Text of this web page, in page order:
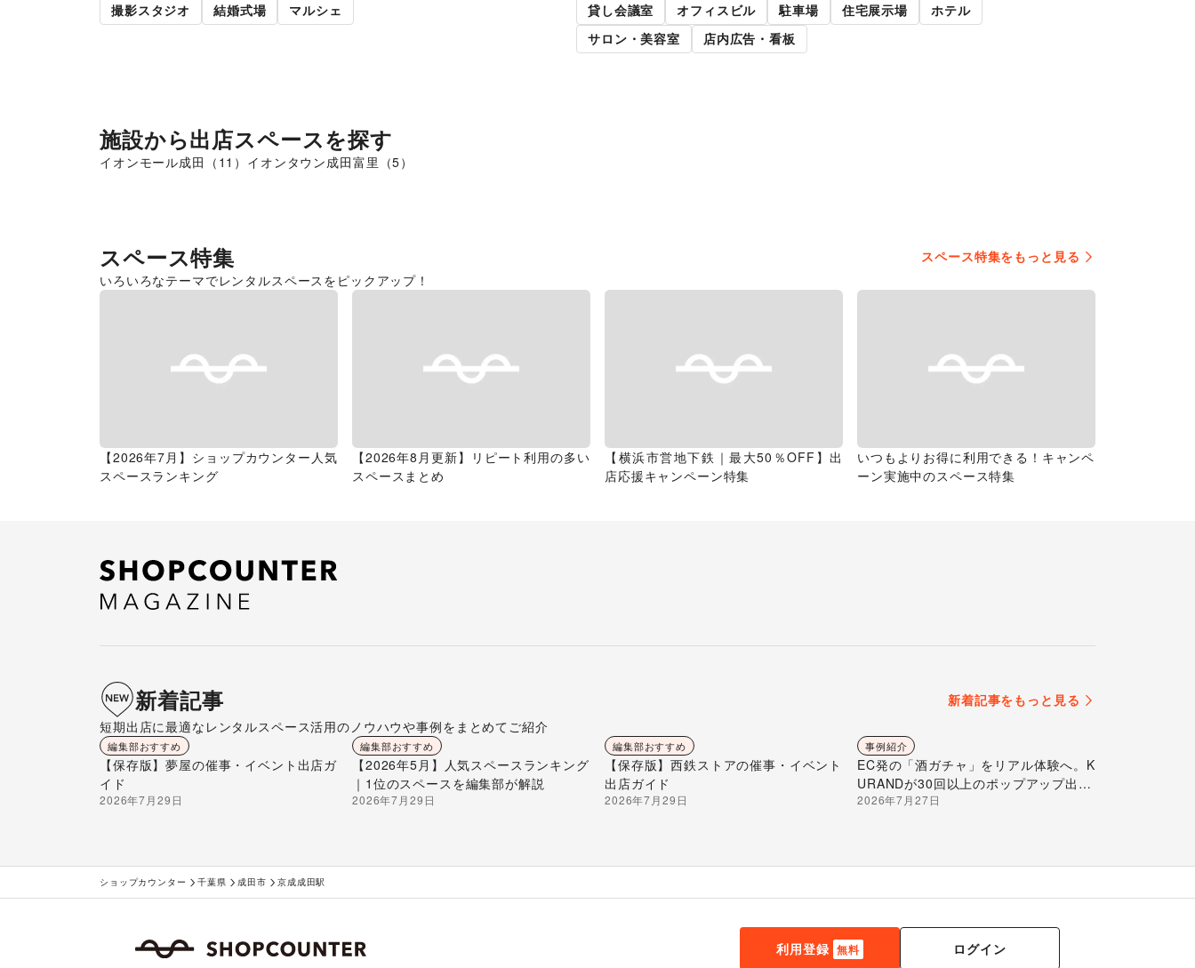
撮影スタジオ 結婚式場 マルシェ 貸し会議室 オフィスビル 駐車場 住宅展示場
ホテル
サロン・美容室
店内広告・看板
施設から出店スペースを探す
イオンモール成田 （ 11 ） イオンタウン成田富里 （5）
スペース特集
スペース特集をもっと見る
いろいろなテーマでレンタルスペースをピックアップ！
【2026年7月】ショップカウンター人気
スペースランキング
【2026年8月更新】リピート利用の多い
スペースまとめ
【横浜市営地下鉄｜最大50％OFF】出
店応援キャンペーン特集
いつもよりお得に利用できる！キャンペ
ーン実施中のスペース特集
新着記事
新着記事をもっと見る
短期出店に最適なレンタルスペース活用のノウハウや事例をまとめてご紹介
編集部おすすめ
【保存版】夢屋の催事・イベント出店ガ
イド
2026年7月29日
編集部おすすめ
【2026年5月】人気スペースランキング
｜1位のスペースを編集部が解説
2026年7月29日
編集部おすすめ
【保存版】西鉄ストアの催事・イベント
出店ガイド
2026年7月29日
事例紹介
EC発の「酒ガチャ」をリアル体験へ。K
URANDが30回以上のポップアップ出店
で届ける“新しいお酒との出会い”
2026年7月27日
ショップカウンター 千葉県 成田市 京成成田駅
利用登録 無料 ログイン